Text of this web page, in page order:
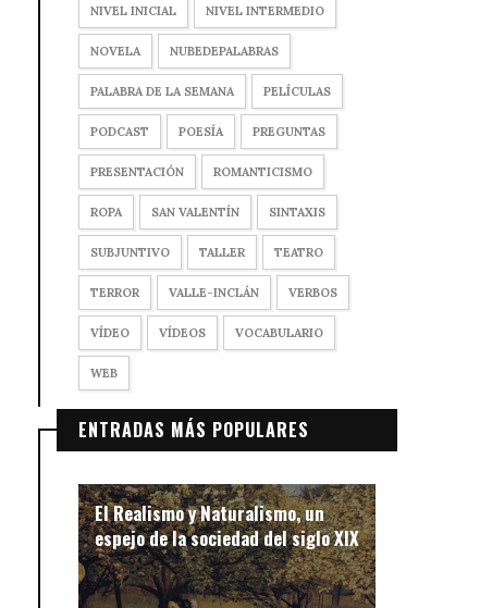
NIVEL INICIAL NIVEL INTERMEDIO
NOVELA NUBEDEPALABRAS
PALABRA DE LA SEMANA PELÍCULAS
PODCAST POESÍA PREGUNTAS
PRESENTACIÓN ROMANTICISMO
ROPA SAN VALENTÍN SINTAXIS
SUBJUNTIVO TALLER TEATRO
TERROR VALLE-INCLÁN VERBOS
VÍDEO VÍDEOS VOCABULARIO
WEB
ENTRADAS MÁS POPULARES
El Realismo y Naturalismo, un
espejo de la sociedad del siglo XIX